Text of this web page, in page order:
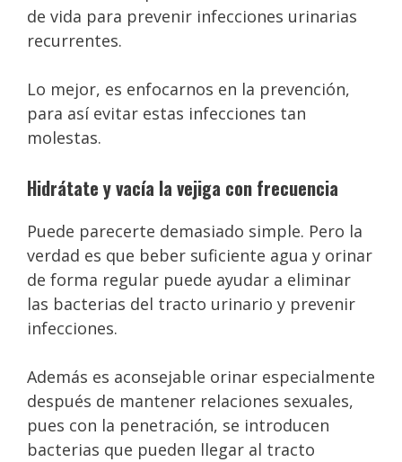
de vida para prevenir infecciones urinarias
recurrentes.
Lo mejor, es enfocarnos en la prevención,
para así evitar estas infecciones tan
molestas.
Hidrátate y vacía la vejiga con frecuencia
Puede parecerte demasiado simple. Pero la
verdad es que beber suficiente agua y orinar
de forma regular puede ayudar a eliminar
las bacterias del tracto urinario y prevenir
infecciones.
Además es aconsejable orinar especialmente
después de mantener relaciones sexuales,
pues con la penetración, se introducen
bacterias que pueden llegar al tracto